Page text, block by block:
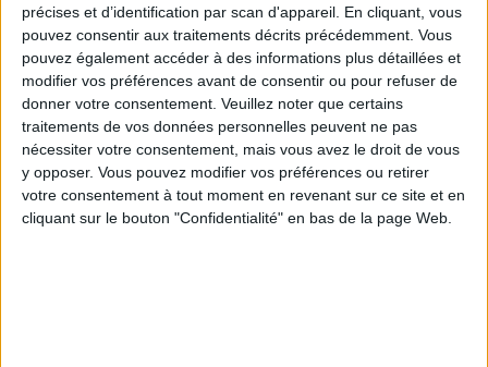
précises et d’identification par scan d'appareil. En cliquant, vous
pouvez consentir aux traitements décrits précédemment. Vous
pouvez également accéder à des informations plus détaillées et
modifier vos préférences avant de consentir ou pour refuser de
donner votre consentement. Veuillez noter que certains
traitements de vos données personnelles peuvent ne pas
nécessiter votre consentement, mais vous avez le droit de vous
y opposer. Vous pouvez modifier vos préférences ou retirer
votre consentement à tout moment en revenant sur ce site et en
cliquant sur le bouton "Confidentialité" en bas de la page Web.